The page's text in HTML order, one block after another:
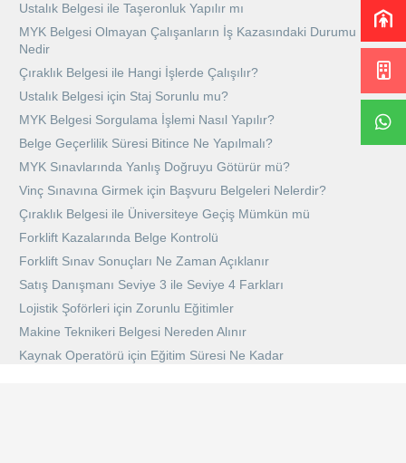
Ustalık Belgesi ile Taşeronluk Yapılır mı
MYK Belgesi Olmayan Çalışanların İş Kazasındaki Durumu
Nedir
Çıraklık Belgesi ile Hangi İşlerde Çalışılır?
Ustalık Belgesi için Staj Sorunlu mu?
MYK Belgesi Sorgulama İşlemi Nasıl Yapılır?
Belge Geçerlilik Süresi Bitince Ne Yapılmalı?
MYK Sınavlarında Yanlış Doğruyu Götürür mü?
Vinç Sınavına Girmek için Başvuru Belgeleri Nelerdir?
Çıraklık Belgesi ile Üniversiteye Geçiş Mümkün mü
Forklift Kazalarında Belge Kontrolü
Forklift Sınav Sonuçları Ne Zaman Açıklanır
Satış Danışmanı Seviye 3 ile Seviye 4 Farkları
Lojistik Şoförleri için Zorunlu Eğitimler
Makine Teknikeri Belgesi Nereden Alınır
Kaynak Operatörü için Eğitim Süresi Ne Kadar